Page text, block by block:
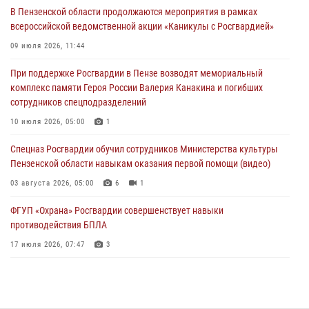
4
В Управлении Росгвардии по Пензенской области подвели итоги
04 августа 2026, 06:08
Росгвардия обеспечила безопасность праздничных мероприятий в
День ВДВ в Пензе
В Пензенской области продолжаются мероприятия в рамках
всероссийской ведомственной акции «Каникулы с Росгвардией»
09 июля 2026, 11:44
При поддержке Росгвардии в Пензе возводят мемориальный
комплекс памяти Героя России Валерия Канакина и погибших
сотрудников спецподразделений
10 июля 2026, 05:00 1
Спецназ Росгвардии обучил сотрудников Министерства культуры
Пензенской области навыкам оказания первой помощи (видео)
03 августа 2026, 05:00 6 1
ФГУП «Охрана» Росгвардии совершенствует навыки
противодействия БПЛА
17 июля 2026, 07:47 3